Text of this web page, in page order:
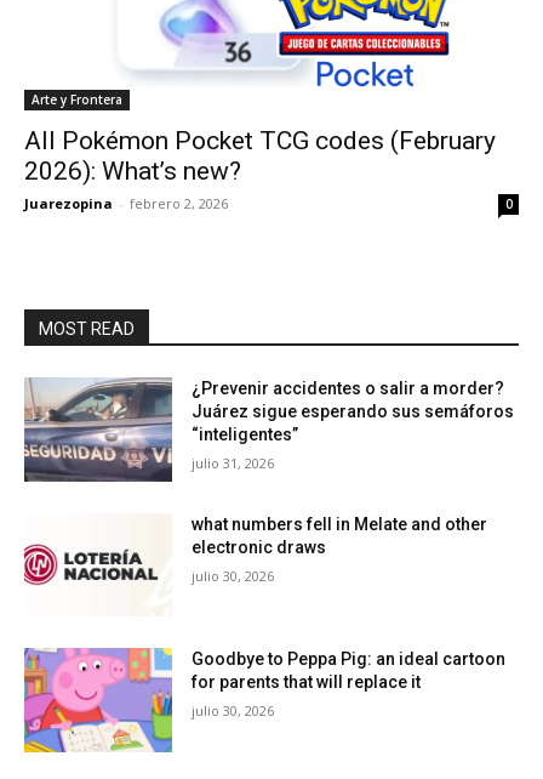
Arte y Frontera
All Pokémon Pocket TCG codes (February
2026): What’s new?
Juarezopina - febrero 2, 2026 0
MOST READ
¿Prevenir accidentes o salir a morder?
Juárez sigue esperando sus semáforos
“inteligentes”
julio 31, 2026
what numbers fell in Melate and other
electronic draws
julio 30, 2026
Goodbye to Peppa Pig: an ideal cartoon
for parents that will replace it
julio 30, 2026